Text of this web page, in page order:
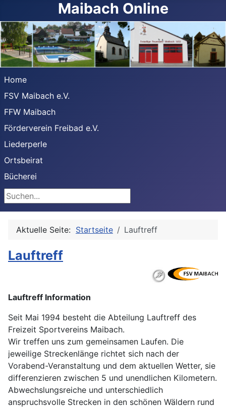
Maibach Online
Home
FSV Maibach e.V.
FFW Maibach
Förderverein Freibad e.V.
Liederperle
Ortsbeirat
Bücherei
Suchen
Aktuelle Seite: Startseite Lauftreff
Lauftreff
Lauftreff Information
Seit Mai 1994 besteht die Abteilung Lauftreff des
Freizeit Sportvereins Maibach.
Wir treffen uns zum gemeinsamen Laufen. Die
jeweilige Streckenlänge richtet sich nach der
Vorabend-Veranstaltung und dem aktuellen Wetter, sie
differenzieren zwischen 5 und unendlichen Kilometern.
Abwechslungsreiche und unterschiedlich
anspruchsvolle Strecken in den schönen Wäldern rund